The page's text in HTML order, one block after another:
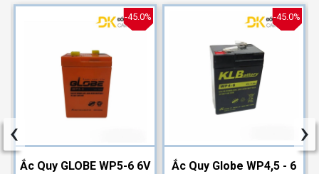
-45.0%
Ắc Quy GLOBE WP5-6 6V
-45.0%
Ắc Quy Globe WP4,5 - 6
‹ ›